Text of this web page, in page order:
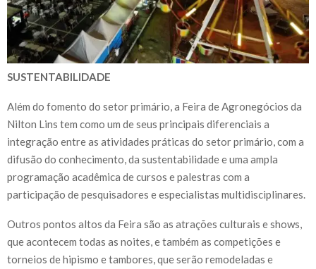
SUSTENTABILIDADE
Além do fomento do setor primário, a Feira de Agronegócios da
Nilton Lins tem como um de seus principais diferenciais a
integração entre as atividades práticas do setor primário, com a
difusão do conhecimento, da sustentabilidade e uma ampla
programação acadêmica de cursos e palestras com a
participação de pesquisadores e especialistas multidisciplinares.
Outros pontos altos da Feira são as atrações culturais e shows,
que acontecem todas as noites, e também as competições e
torneios de hipismo e tambores, que serão remodeladas e